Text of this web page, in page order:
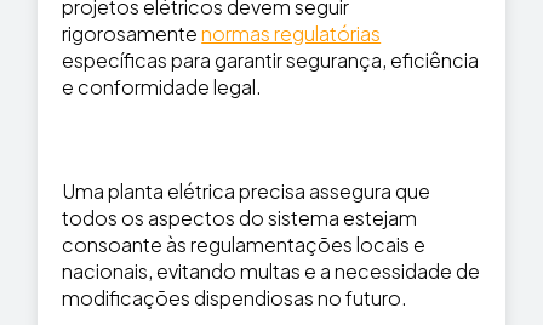
projetos elétricos devem seguir
rigorosamentenormas regulatórias
específicas para garantir segurança, eficiência
e conformidade legal.
Uma planta elétrica precisa assegura que
todos os aspectos do sistema estejam
consoante às regulamentações locais e
nacionais, evitando multas e a necessidade de
modificações dispendiosas no futuro.